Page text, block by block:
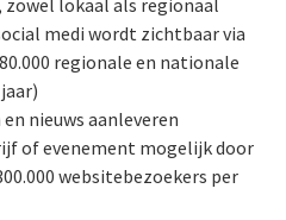
lokaal als regionaal
medi wordt zichtbaar via
regionale en nationale
nieuws aanleveren
of evenement mogelijk door
websitebezoekers per